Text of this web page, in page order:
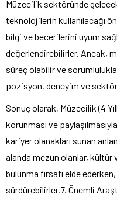
Müzecilik sektöründe
teknolojilerin kullanılacağı
bilgi ve becerilerini uyum
değerlendirebilirler. Ancak,
süreç olabilir ve
pozisyon, deneyim ve
Sonuç olarak, Müzecilik (4
korunması ve
kariyer olanakları sunan
alanda mezun olanlar, kültür
bulunma fırsatı elde
sürdürebilirler.7. Önemli